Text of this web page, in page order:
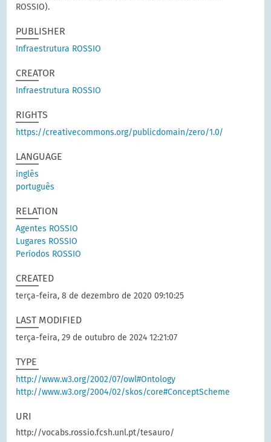
ROSSIO).
PUBLISHER
Infraestrutura ROSSIO
CREATOR
Infraestrutura ROSSIO
RIGHTS
https://creativecommons.org/publicdomain/zero/1.0/
LANGUAGE
inglês
português
RELATION
Agentes ROSSIO
Lugares ROSSIO
Períodos ROSSIO
CREATED
terça-feira, 8 de dezembro de 2020 09:10:25
LAST MODIFIED
terça-feira, 29 de outubro de 2024 12:21:07
TYPE
http://www.w3.org/2002/07/owl#Ontology
http://www.w3.org/2004/02/skos/core#ConceptScheme
URI
http://vocabs.rossio.fcsh.unl.pt/tesauro/